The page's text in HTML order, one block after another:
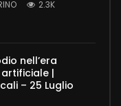
2.3K
nell’era
artificiale |
– 25 Luglio